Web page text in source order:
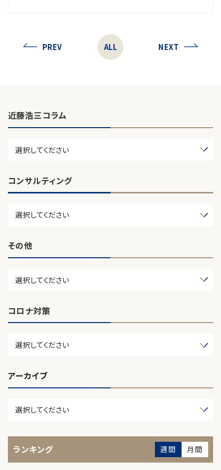
PREV ALL NEXT
近藤浩三コラム
コンサルティング
その他
コロナ対策
アーカイブ
ランキング 週間 月間